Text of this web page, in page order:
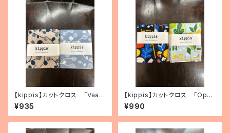
【kippis】カットクロス 「Vaap
ukka／ラズベリー」（2色）
¥935
【kippis】カットクロス 「Oppi
／教育」（2色）
¥990